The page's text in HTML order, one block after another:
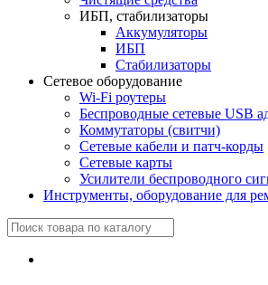
ИБП, стабилизаторы
Аккумуляторы
ИБП
Стабилизаторы
Сетевое оборудование
Wi-Fi роутеры
Беспроводные сетевые USB
Коммутаторы (свитчи)
Сетевые кабели и патч-корды
Сетевые карты
Усилители беспроводного
Инструменты, оборудование для